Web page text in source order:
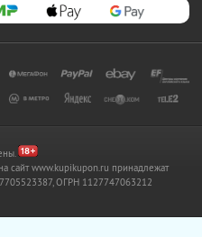
сайт www.kupikupon.ru принадлежат
ОГРН 1127747063212